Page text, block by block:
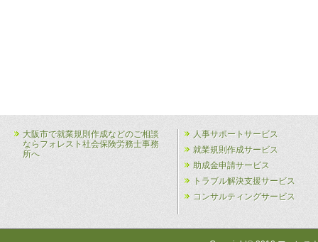
大阪市で就業規則作成などのご相談
ならフォレスト社会保険労務士事務
所へ
人事サポートサービス
就業規則作成サービス
助成金申請サービス
トラブル解決支援サービス
コンサルティングサービス